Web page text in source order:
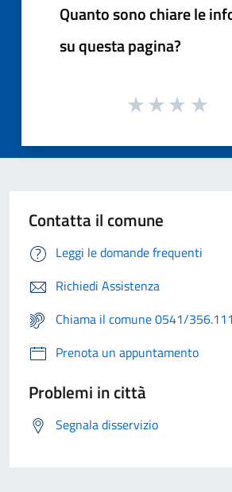
Quanto sono chiare le
su questa pagina?
Contatta il comune
Leggi le domande frequenti
Richiedi Assistenza
Chiama il comune 0541/356.111
Prenota un appuntamento
Problemi in città
Segnala disservizio